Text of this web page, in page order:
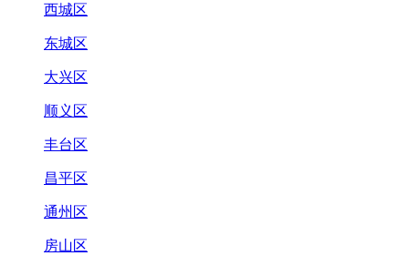
西城区
东城区
大兴区
顺义区
丰台区
昌平区
通州区
房山区